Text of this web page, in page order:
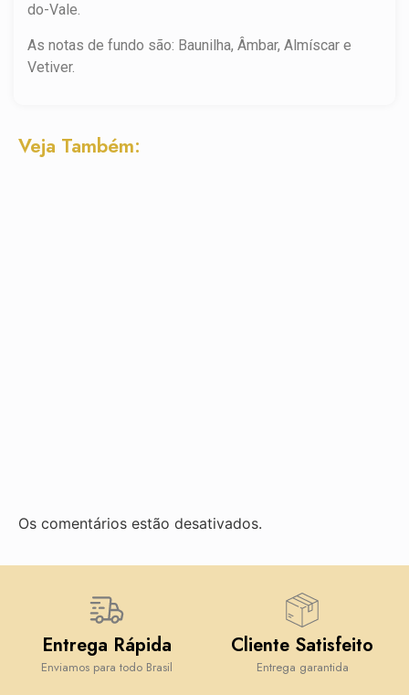
do-Vale.
As notas de fundo são: Baunilha, Âmbar, Almíscar e
Vetiver.
Veja Também:
Os comentários estão desativados.
Entrega Rápida
Enviamos para todo Brasil
Cliente Satisfeito
Entrega garantida